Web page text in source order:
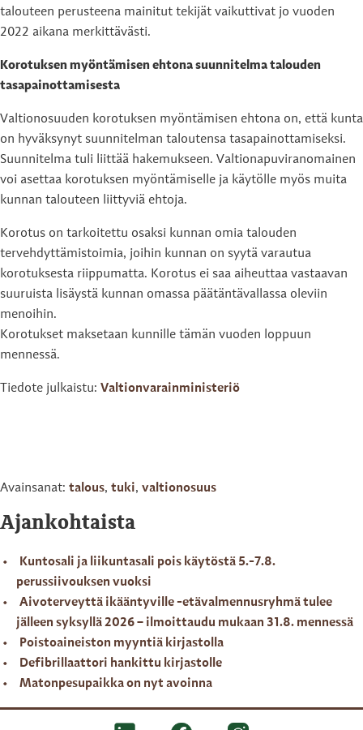
talouteen perusteena mainitut tekijät vaikuttivat jo vuoden
2022 aikana merkittävästi.
Korotuksen myöntämisen ehtona suunnitelma talouden
tasapainottamisesta
Valtionosuuden korotuksen myöntämisen ehtona on, että kunta
on hyväksynyt suunnitelman taloutensa tasapainottamiseksi.
Suunnitelma tuli liittää hakemukseen. Valtionapuviranomainen
voi asettaa korotuksen myöntämiselle ja käytölle myös muita
kunnan talouteen liittyviä ehtoja.
Korotus on tarkoitettu osaksi kunnan omia talouden
tervehdyttämistoimia, joihin kunnan on syytä varautua
korotuksesta riippumatta. Korotus ei saa aiheuttaa vastaavan
suuruista lisäystä kunnan omassa päätäntävallassa oleviin
menoihin.
Korotukset maksetaan kunnille tämän vuoden loppuun
mennessä.
Tiedote julkaistu: Valtionvarainministeriö
Avainsanat: talous, tuki, valtionosuus
Ajankohtaista
Kuntosali ja liikuntasali pois käytöstä 5.-7.8.
perussiivouksen vuoksi
Aivoterveyttä ikääntyville -etävalmennusryhmä tulee
jälleen syksyllä 2026 – ilmoittaudu mukaan 31.8. mennessä
Poistoaineiston myyntiä kirjastolla
Defibrillaattori hankittu kirjastolle
Matonpesupaikka on nyt avoinna